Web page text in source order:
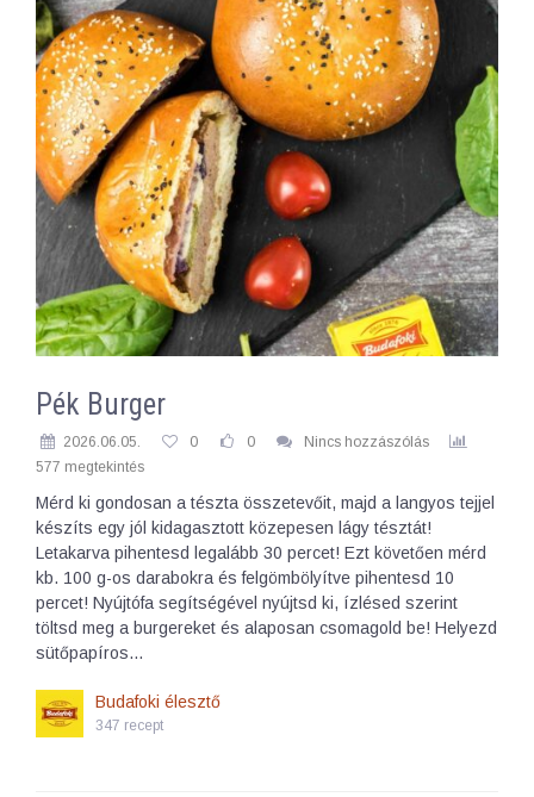
Pék Burger
2026.06.05. 0 0
Nincs hozzászólás
577 megtekintés
Mérd ki gondosan a tészta összetevőit, majd a langyos tejjel
készíts egy jól kidagasztott közepesen lágy tésztát!
Letakarva pihentesd legalább 30 percet! Ezt követően mérd
kb. 100 g-os darabokra és felgömbölyítve pihentesd 10
percet! Nyújtófa segítségével nyújtsd ki, ízlésed szerint
töltsd meg a burgereket és alaposan csomagold be! Helyezd
sütőpapíros…
Budafoki élesztő
347 recept